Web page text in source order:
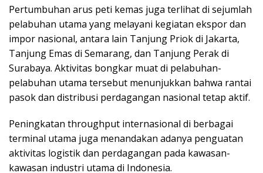
Pertumbuhan arus peti kemas juga terlihat di sejumlah
pelabuhan utama yang melayani kegiatan ekspor dan
impor nasional, antara lain Tanjung Priok di Jakarta,
Tanjung Emas di Semarang, dan Tanjung Perak di
Surabaya. Aktivitas bongkar muat di pelabuhan-
pelabuhan utama tersebut menunjukkan bahwa rantai
pasok dan distribusi perdagangan nasional tetap aktif.
Peningkatan throughput internasional di berbagai
terminal utama juga menandakan adanya penguatan
aktivitas logistik dan perdagangan pada kawasan-
kawasan industri utama di Indonesia.